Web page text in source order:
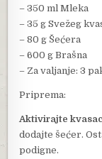
– 350 ml Mleka
– 35 g Svežeg
– 80 g Šećera
– 600 g Brašna
– Za valjanje: 3
Priprema:
Aktivirajte
dodajte šećer.
podigne.